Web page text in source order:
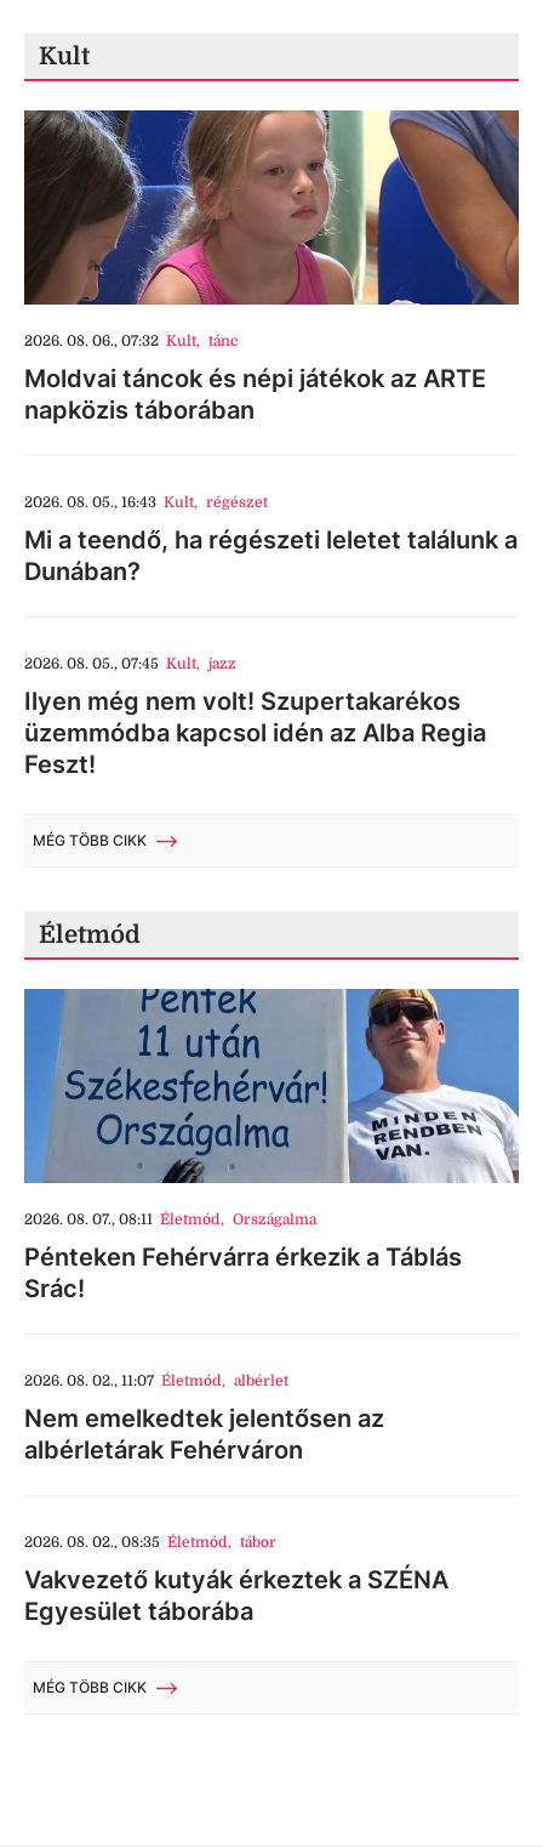
Kult
2026. 08. 06., 07:32 Kult, tánc
Moldvai táncok és népi játékok az ARTE
napközis táborában
2026. 08. 05., 16:43 Kult, régészet
Mi a teendő, ha régészeti leletet találunk a
Dunában?
2026. 08. 05., 07:45 Kult, jazz
Ilyen még nem volt! Szupertakarékos
üzemmódba kapcsol idén az Alba Regia
Feszt!
MÉG TÖBB CIKK
Életmód
2026. 08. 07., 08:11 Életmód, Országalma
Pénteken Fehérvárra érkezik a Táblás
Srác!
2026. 08. 02., 11:07 Életmód, albérlet
Nem emelkedtek jelentősen az
albérletárak Fehérváron
2026. 08. 02., 08:35 Életmód, tábor
Vakvezető kutyák érkeztek a SZÉNA
Egyesület táborába
MÉG TÖBB CIKK